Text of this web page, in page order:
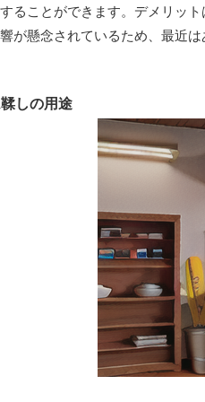
ることができます。デメリッ
が懸念されているため、最近
しの用途